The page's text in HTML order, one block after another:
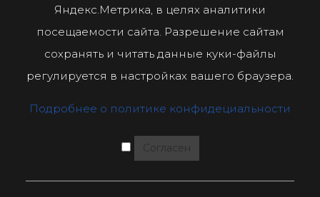
Яндекс.Метрика, в целях аналитики
посещаемости сайта. Разрешение сайтам
сохранять и читать данные куки-файлы
регулируется в настройках вашего браузера.
Подробнее о политике конфидециальности
Согласен